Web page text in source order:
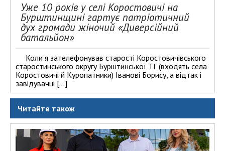
Уже 10 років у селі Коростовичі на
Бурштинщині гартує патріотичний
дух громади жіночий «Диверсійний
батальйон»
Коли я зателефонував старості Коростовичівського
старостинського округу Бурштинської ТГ (входять села
Коростовичі й Куропатники) Іванові Борису, а відтак і
завідувачці […]
Читайте також